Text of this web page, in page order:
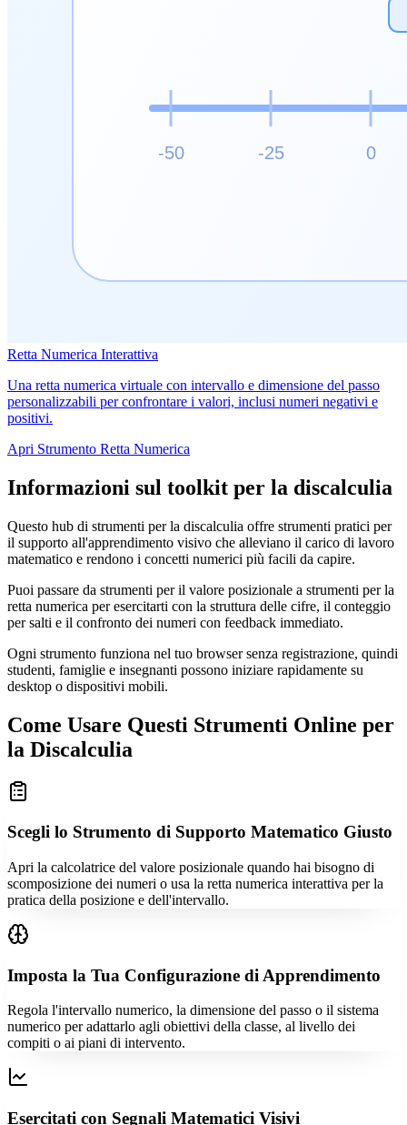
Retta Numerica Interattiva
Una retta numerica virtuale con intervallo e dimensione del passo
personalizzabili per confrontare i valori, inclusi numeri negativi e
positivi.
Apri Strumento Retta Numerica
Informazioni sul toolkit per la discalculia
Questo hub di strumenti per la discalculia offre strumenti pratici per
il supporto all'apprendimento visivo che alleviano il carico di lavoro
matematico e rendono i concetti numerici più facili da capire.
Puoi passare da strumenti per il valore posizionale a strumenti per la
retta numerica per esercitarti con la struttura delle cifre, il conteggio
per salti e il confronto dei numeri con feedback immediato.
Ogni strumento funziona nel tuo browser senza registrazione, quindi
studenti, famiglie e insegnanti possono iniziare rapidamente su
desktop o dispositivi mobili.
Come Usare Questi Strumenti Online per
la Discalculia
Scegli lo Strumento di Supporto Matematico Giusto
Apri la calcolatrice del valore posizionale quando hai bisogno di
scomposizione dei numeri o usa la retta numerica interattiva per la
pratica della posizione e dell'intervallo.
Imposta la Tua Configurazione di Apprendimento
Regola l'intervallo numerico, la dimensione del passo o il sistema
numerico per adattarlo agli obiettivi della classe, al livello dei
compiti o ai piani di intervento.
Esercitati con Segnali Matematici Visivi